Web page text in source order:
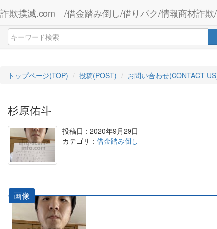
詐欺撲滅.com /借金踏み倒し/借りパク/情報商材詐
トップページ(TOP) 投稿(POST) お問い合わせ(CONTACT
杉原佑斗
投稿日：2020年9月29日
カテゴリ： 借金踏み倒し
画像